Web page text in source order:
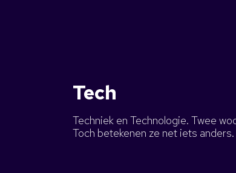
Tech
Techniek en Technologie. Twee
Toch betekenen ze net iets anders.